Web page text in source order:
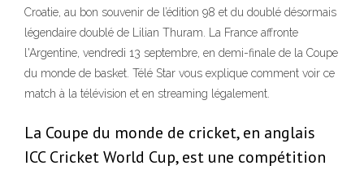
Croatie, au bon souvenir de l’édition 98 et du doublé désormais
légendaire doublé de Lilian Thuram. La France affronte
l'Argentine, vendredi 13 septembre, en demi-finale de la Coupe
du monde de basket. Télé Star vous explique comment voir ce
match à la télévision et en streaming légalement.
La Coupe du monde de cricket, en anglais
ICC Cricket World Cup, est une compétition